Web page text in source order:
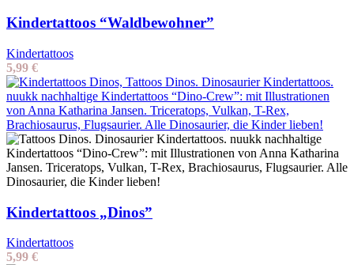
Kindertattoos “Waldbewohner”
Kindertattoos
5,99 €
Kindertattoos „Dinos”
Kindertattoos
5,99 €